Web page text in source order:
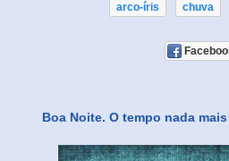
arco-íris chuva
Boa Noite. O tempo nada